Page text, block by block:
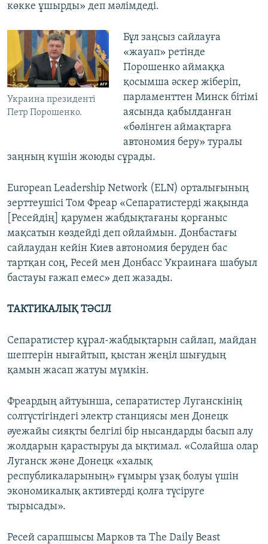
көкке ұшырды» деп мәлімдеді.
Украина президенті
Петр Порошенко.
Бұл заңсыз сайлауға
«жауап» ретінде
Порошенко аймаққа
қосымша әскер жіберіп,
парламенттен Минск бітімі
аясында қабылданған
«бөлінген аймақтарға
автономия беру» туралы
заңның күшін жоюды сұрады.
European Leadership Network (ELN) орталығының
зерттеушісі Том Фреар «Сепаратистерді жақында
[Ресейдің] қарумен жабдықтағаны қорғаныс
мақсатын көздейді деп ойлаймын. Донбастағы
сайлаудан кейін Киев автономия беруден бас
тартқан соң, Ресей мен Донбасс Украинаға шабуыл
бастауы ғажап емес» деп жазады.
ТАКТИКАЛЫҚ ТӘСІЛ
Сепаратистер құрал-жабдықтарын сайлап, майдан
шептерін нығайтып, қыстан жеңіл шығудың
қамын жасап жатуы мүмкін.
Фреардың айтуынша, сепаратистер Луганскінің
солтүстігіндегі электр станциясы мен Донецк
әуежайы сияқты белгілі бір нысандарды басып алу
жолдарын қарастыруы да ықтимал. «Солайша олар
Луганск және Донецк «халық
республикаларының» ғұмыры ұзақ болуы үшін
экономикалық активтерді қолға түсіруге
тырысады».
Ресей сарапшысы Марков та The Daily Beast